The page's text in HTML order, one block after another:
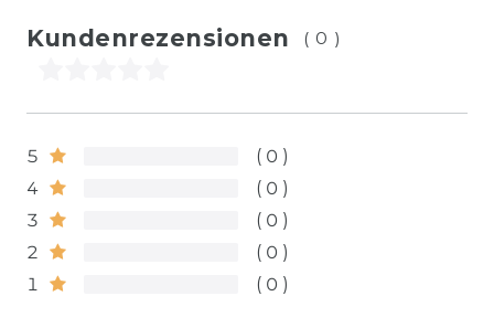
Kundenrezensionen (0)
5
0
4
0
3
0
2
0
1
0